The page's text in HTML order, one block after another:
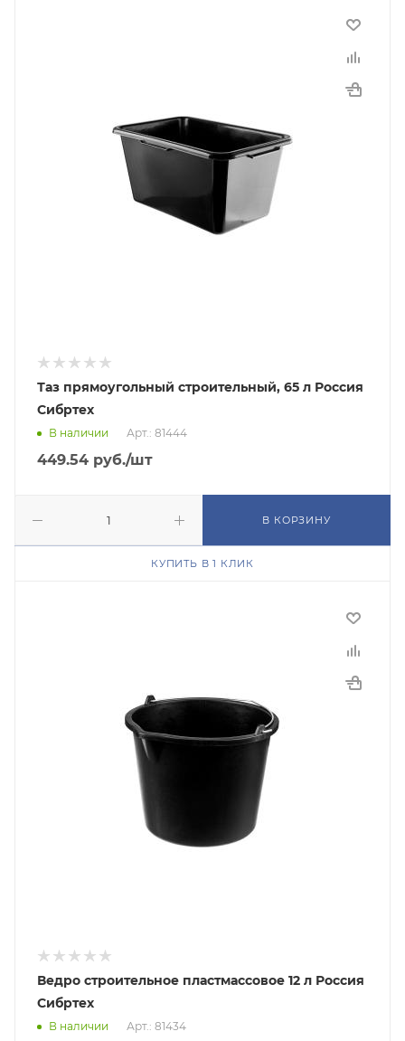
Таз прямоугольный строительный, 65 л Россия
Сибртех
В наличии Арт.: 81444
449.54 руб./шт
В КОРЗИНУ
КУПИТЬ В 1 КЛИК
Ведро строительное пластмассовое 12 л Россия
Сибртех
В наличии Арт.: 81434